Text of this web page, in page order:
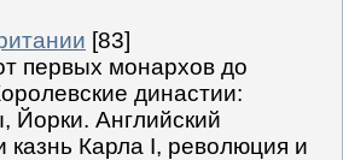
[83]
первых монархов до
династии:
Английский
казнь Карла I, революция и